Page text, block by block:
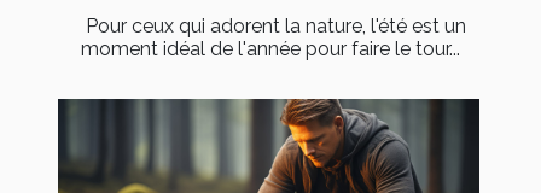
Pour ceux qui adorent la nature, l'été est un
moment idéal de l'année pour faire le tour...